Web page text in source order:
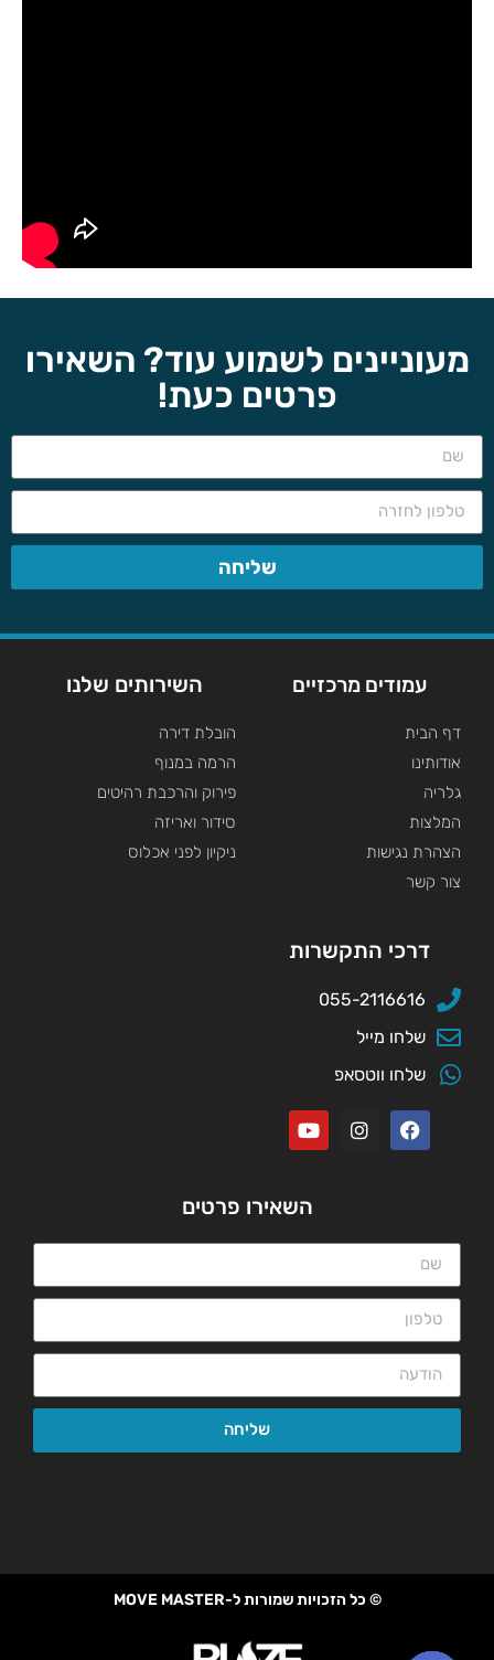
מעוניינים לשמוע עוד? השאירו
פרטים כעת!
שליחה
עמודים מרכזיים
דף הבית
אודותינו
גלריה
המלצות
הצהרת נגישות
צור קשר
השירותים שלנו
הובלת דירה
הרמה במנוף
פירוק והרכבת רהיטים
סידור ואריזה
ניקיון לפני אכלוס
דרכי התקשרות
055-2116616
שלחו מייל
שלחו ווטסאפ
השאירו פרטים
שליחה
© כל הזכויות שמורות ל-MOVE MASTER